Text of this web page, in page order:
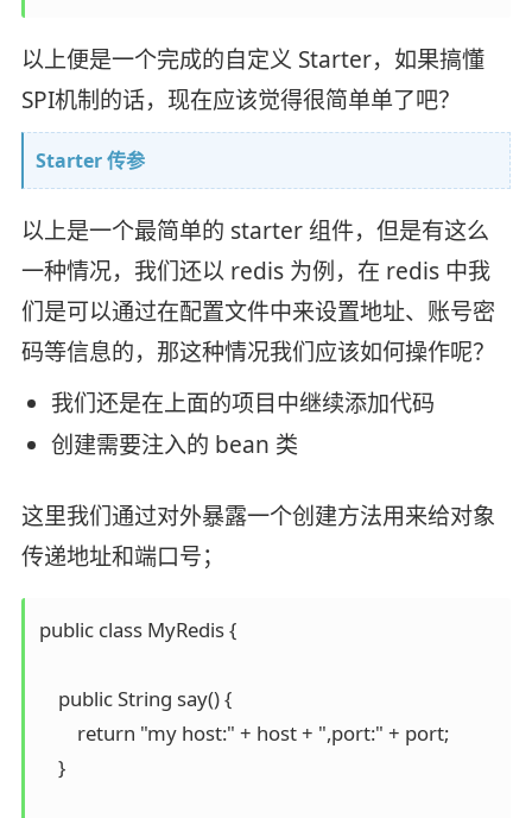
以上便是一个完成的自定义 Starter，如果搞懂
SPI机制的话，现在应该觉得很简单单了吧？
Starter 传参
以上是一个最简单的 starter 组件，但是有这么
一种情况，我们还以 redis 为例，在 redis 中我
们是可以通过在配置文件中来设置地址、账号密
码等信息的，那这种情况我们应该如何操作呢？
我们还是在上面的项目中继续添加代码
创建需要注入的 bean 类
这里我们通过对外暴露一个创建方法用来给对象
传递地址和端口号；
public class MyRedis {
    public String say() {
        return "my host:" + host + ",port:" + port;
    }